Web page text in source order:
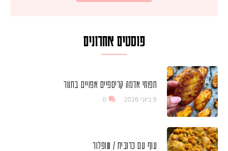
פוסטים אחרונים
תפוחי אדמה קריספיים אפויים בתנור
9 ביוני 2026 0
עוף עם כרובית / שופלור